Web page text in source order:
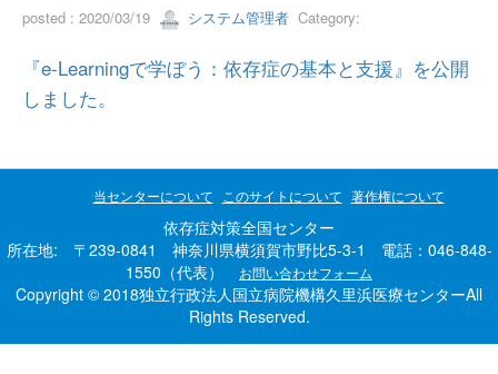
posted : 2020/03/19 システム管理者 Category:
『e-Learningで学ぼう：依存症の基本と支援』を公開
しました。
当センターについて このサイトについて 著作権について
依存症対策全国センター
所在地: 〒239-0841 神奈川県横須賀市野比5-3-1 電話：046-848-
1550（代表）
お問い合わせフォーム
Copyright © 2018独立行政法人国立病院機構久里浜医療センターAll
Rights Reserved.